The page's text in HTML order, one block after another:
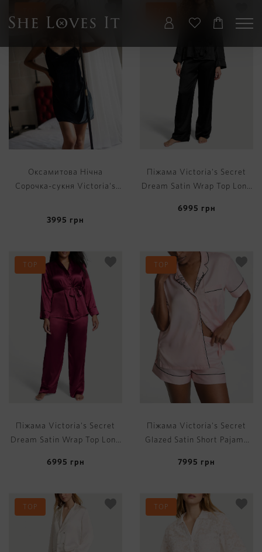
Оксамитова Нічна
Сорочка-сукня Victoria's
3995 грн
Піжама Victoria's Secret
Dream Satin Wrap Top Long
6995 грн
TOP
Піжама Victoria's Secret
Dream Satin Wrap Top Long
6995 грн
TOP
Піжама Victoria's Secret
Glazed Satin Short Pajama
7995 грн
TOP TOP